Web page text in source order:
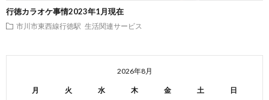
行徳カラオケ事情2023年1月現在
市川市東西線行徳駅 生活関連サービス
2026年8月
月 火 水 木 金 土 日